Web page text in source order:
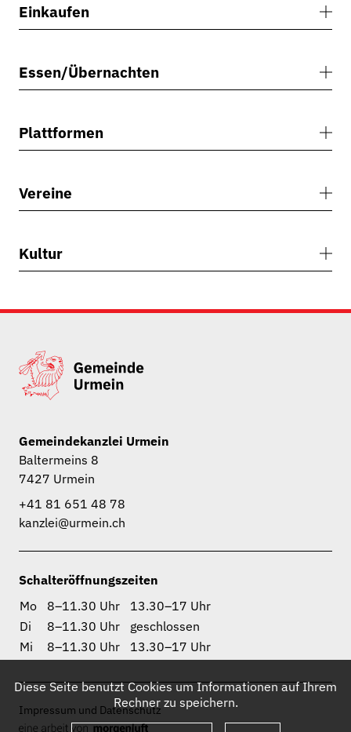
Geschichte
Einkaufen
Essen/Übernachten
Plattformen
Vereine
Kultur
Gemeindekanzlei Urmein
Baltermeins 8
7427 Urmein
+41 81 651 48 78
kanzlei@urmein.ch
Schalteröffnungszeiten
Mo
8–11.30 Uhr
13.30–17 Uhr
Di
8–11.30 Uhr
geschlossen
Mi
8–11.30 Uhr 13.30–17 Uhr
Impressum und Datenschutz
Diese Seite benutzt Cookies um Informationen auf Ihrem
Rechner zu speichern.